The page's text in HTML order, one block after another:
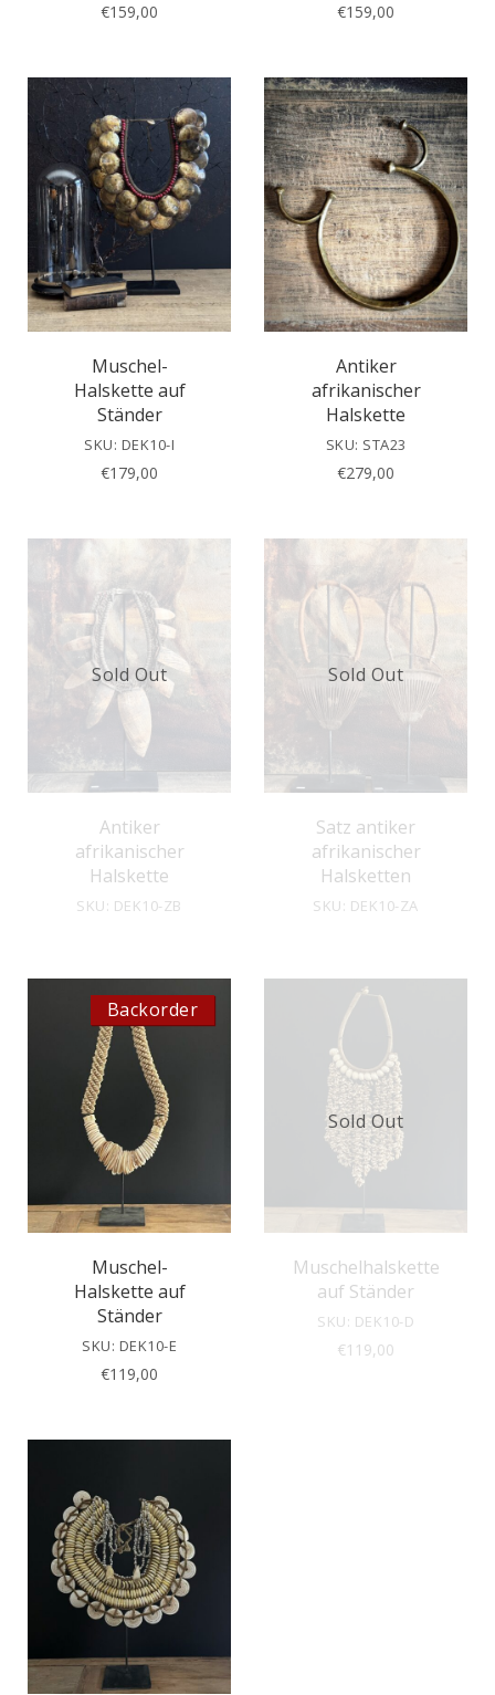
€159,00 €159,00
Muschel-
Halskette auf
Ständer
SKU: DEK10-I
€179,00
Antiker
afrikanischer
Halskette
SKU: STA23
€279,00
Antiker
afrikanischer
Halskette
SKU: DEK10-ZB
Sold Out
Satz antiker
afrikanischer
Halsketten
SKU: DEK10-ZA
Sold Out
Backorder
Muschel-
Halskette auf
Ständer
SKU: DEK10-E
€119,00
Muschelhalskette
auf Ständer
SKU: DEK10-D
€119,00
Sold Out